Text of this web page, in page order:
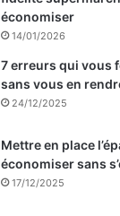
économiser
14/01/2026
7 erreurs qui vous
sans vous en
24/12/2025
Mettre en place
économiser sans
17/12/2025